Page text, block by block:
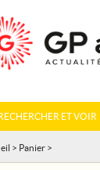
ET VOIR
> Panier >